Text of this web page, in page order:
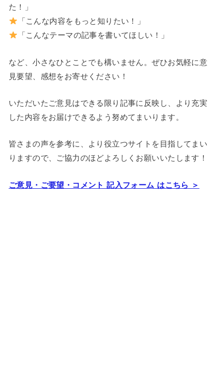
た！」
「こんな内容をもっと知りたい！」
「こんなテーマの記事を書いてほしい！」
など、小さなひとことでも構いません。ぜひお気軽に意
見要望、感想をお寄せください！
いただいたご意見はできる限り記事に反映し、より充実
した内容をお届けできるよう努めてまいります。
皆さまの声を参考に、より役立つサイトを目指してまい
りますので、ご協力のほどよろしくお願いいたします！
ご意見・ご要望・コメント 記入フォーム はこちら ＞